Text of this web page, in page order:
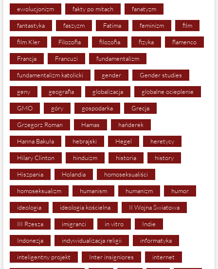
ewolucjonizm fakty po mitach fanatyzm
fantastyka faszyzm Fatima feminizm film
film Kler Filozofia filozofia fizyka flamenco
Francja Francuzi fundamentalizm
fundamentalizm katolicki gender Gender studies
geny geografia globalizacja globalne ocieplenie
GMO góry gospodarka Grecja
Grzegorz Roman Hamas hańderek
Hanna Bakuła hebrajski Hegel heretycy
Hilary Clinton hinduizm historia history
Hiszpania Holandia homoseksualiści
homoseksualizm humanism humanizm humor
ideologia ideologia kościelna II Wojna Światowa
III Rzesza imigranci in vitro Indie
Indonezja indywidualizacja religii informatyka
inteligentny projekt Inter insigniores internet